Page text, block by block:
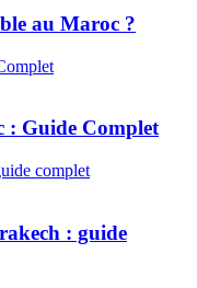
au Maroc ?
: Guide Complet
complet
: guide